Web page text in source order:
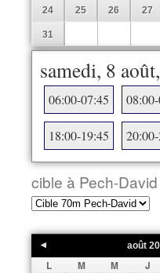
24 25 26 27
31
samedi, 8
06:00-07:45
18:00-19:45
cible à Pech-David
août
L M M J